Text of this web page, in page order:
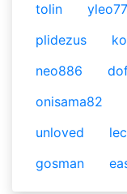
tolin
yleo77
plidezus
neo886
onisama82
unloved
gosman